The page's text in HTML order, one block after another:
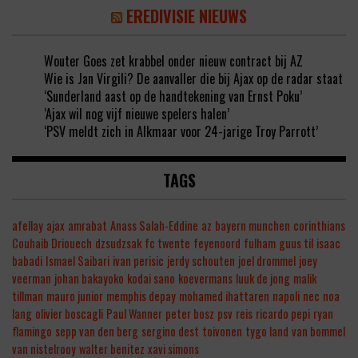
EREDIVISIE NIEUWS
Wouter Goes zet krabbel onder nieuw contract bij AZ
Wie is Jan Virgili? De aanvaller die bij Ajax op de radar staat
‘Sunderland aast op de handtekening van Ernst Poku’
‘Ajax wil nog vijf nieuwe spelers halen’
‘PSV meldt zich in Alkmaar voor 24-jarige Troy Parrott’
TAGS
afellay ajax amrabat Anass Salah-Eddine az bayern munchen corinthians
Couhaib Driouech dzsudzsak fc twente feyenoord fulham guus til isaac
babadi Ismael Saibari ivan perisic jerdy schouten joel drommel joey
veerman johan bakayoko kodai sano koevermans luuk de jong malik
tillman mauro junior memphis depay mohamed ihattaren napoli nec noa
lang olivier boscagli Paul Wanner peter bosz psv reis ricardo pepi ryan
flamingo sepp van den berg sergino dest toivonen tygo land van bommel
van nistelrooywalter benitez xavi simons